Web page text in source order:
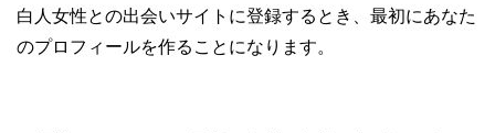
白人女性との出会いサイトに登録するとき、最初にあなた
のプロフィールを作ることになります。